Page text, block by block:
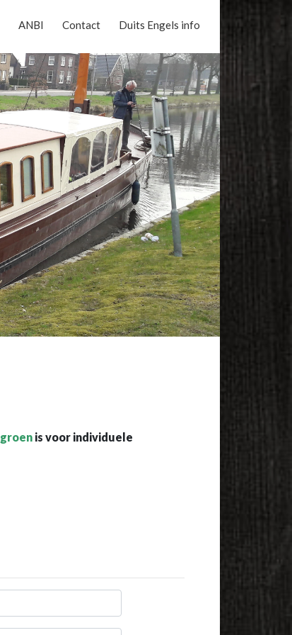
ANBI Contact Duits Engels info
Reserveer nu online uw vaart
groen is voor individuele